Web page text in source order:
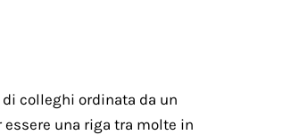
colleghi ordinata da un
una riga tra molte in